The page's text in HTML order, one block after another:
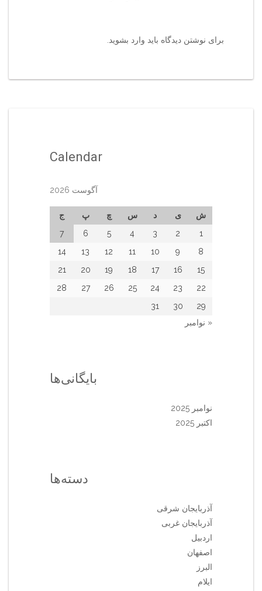
برای نوشتن دیدگاه باید وارد بشوید
Calendar
آگوست 2026
ش ی د س چ پ
ج
1
2
3
4
5
6
7
8
9
10
11
12
13
14
15
16
17
18
19
20
21
22
23
24
25
26
27
28
29
30
31
« نوامبر
بایگانی‌ها
نوامبر 2025
اکتبر 2025
دسته‌ها
آذربایجان شرقی
آذربایجان غربی
اردبیل
اصفهان
البرز
ایلام